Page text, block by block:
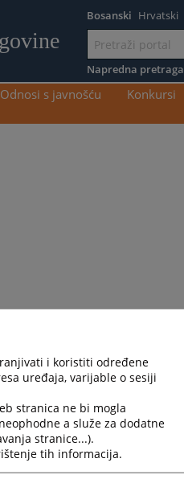
sadržaj
Bosanski Hrvatski
Napredna pretraga
Odnosi s javnošću Konkursi
i koristiti određene
uređaja, varijable o sesiji
stranica ne bi mogla
a služe za dodatne
stranice...).
tih informacija.